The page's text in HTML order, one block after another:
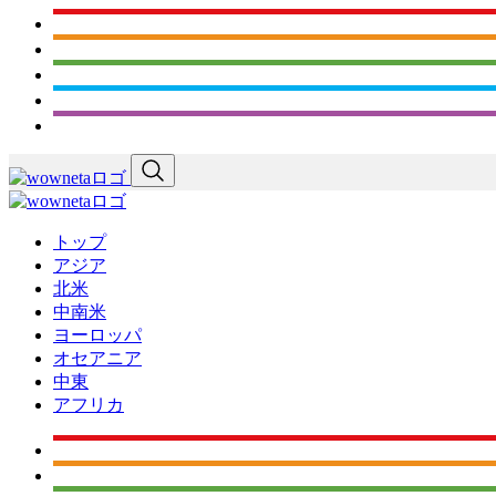
トップ
アジア
北米
中南米
ヨーロッパ
オセアニア
中東
アフリカ